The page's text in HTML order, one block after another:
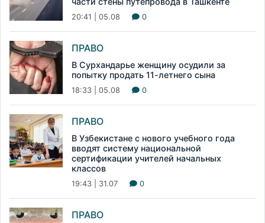
20:41 | 05.08 0
ПРАВО
В Сурхандарье женщину осудили за
попытку продать 11-летнего сына
18:33 | 05.08 0
ПРАВО
В Узбекистане с нового учебного года
вводят систему национальной
сертификации учителей начальных
классов
19:43 | 31.07 0
ПРАВО